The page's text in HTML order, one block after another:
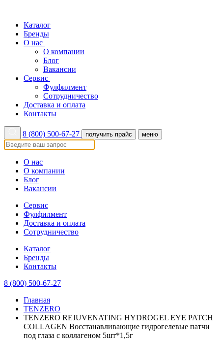
Каталог
Бренды
О нас
О компании
Блог
Вакансии
Сервис
Фулфилмент
Сотрудничество
Доставка и оплата
Контакты
8 (800) 500-67-27 получить прайс меню
О нас
О компании
Блог
Вакансии
Сервис
Фулфилмент
Доставка и оплата
Сотрудничество
Каталог
Бренды
Контакты
8 (800) 500-67-27
Главная
TENZERO
TENZERO REJUVENATING HYDROGEL EYE PATCH
COLLAGEN Восстанавливающие гидрогелевые патчи
под глаза с коллагеном 5шт*1,5г